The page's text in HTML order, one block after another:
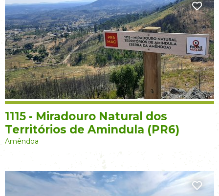
1115 - Miradouro Natural dos
Territórios de Amindula (PR6)
Amêndoa